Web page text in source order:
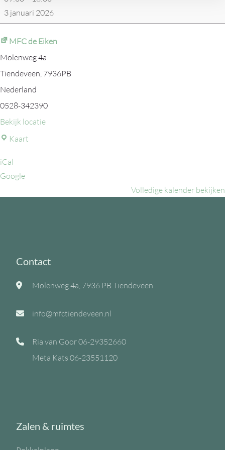
3 januari 2026
MFC de Eiken
Molenweg 4a
Tiendeveen, 7936PB
Nederland
0528-342390
Bekijk locatie
Kaart
iCal
Google
Volledige kalender bekijken
Contact
Molenweg 4a, 7936 PB Tiendeveen
info@mfctiendeveen.nl
Ria van Goor06-29352660
Meta Kats 06-23551120
Zalen & ruimtes